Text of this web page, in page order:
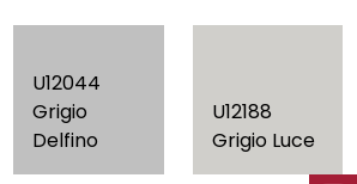
U12044
Grigio
Delfino
U12188
Grigio Luce